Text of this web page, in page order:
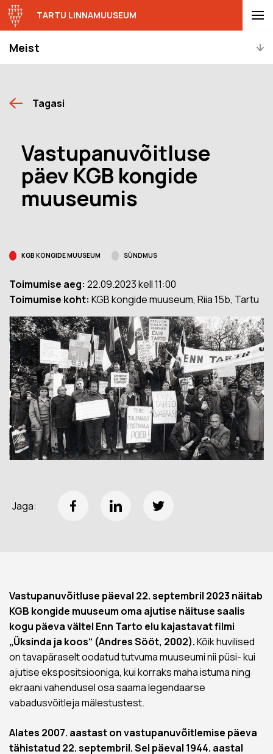
Meist
TARTU LINNAMUUSEUM
Tagasi
Vastupanuvõitluse
päev KGB kongide
muuseumis
KGB KONGIDE MUUSEUM SÜNDMUS
Toimumise aeg: 22.09.2023 kell 11:00
Toimumise koht: KGB kongide muuseum, Riia 15b, Tartu
Jaga:
Vastupanuvõitluse päeval 22. septembril 2023 näitab
KGB kongide muuseum oma ajutise näituse saalis
kogu päeva vältel Enn Tarto elu kajastavat filmi
„Üksinda ja koos“ (Andres Sööt, 2002).Kõik huvilised
on tavapäraselt oodatud tutvuma muuseumi nii püsi- kui
ajutise ekspositsiooniga, kui korraks maha istuma ning
ekraani vahendusel osa saama legendaarse
vabadusvõitleja mälestustest.
Alates 2007. aastast on vastupanuvõitlemise päeva
tähistatud 22. septembril. Sel päeval 1944. aastal